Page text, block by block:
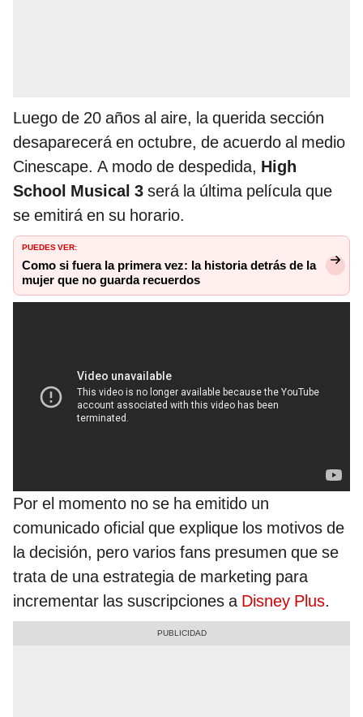
Luego de 20 años al aire, la querida sección
desaparecerá en octubre, de acuerdo al medio
Cinescape. A modo de despedida, High
School Musical 3 será la última película que
se emitirá en su horario.
PUEDES VER:
Como si fuera la primera vez: la historia detrás de la
mujer que no guarda recuerdos
Por el momento no se ha emitido un
comunicado oficial que explique los motivos de
la decisión, pero varios fans presumen que se
trata de una estrategia de marketing para
incrementar las suscripciones a Disney Plus.